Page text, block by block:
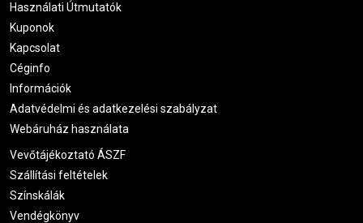
Használati Útmutatók
Kuponok
Kapcsolat
Céginfo
Információk
Adatvédelmi és adatkezelési szabályzat
Webáruház használata
Vevőtájékoztató ÁSZF
Szállítási feltételek
Színskálák
Vendégkönyv